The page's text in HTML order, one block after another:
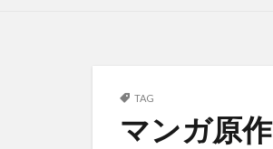
TAG
マンガ原作